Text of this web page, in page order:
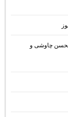
با حضور محسن چاوشی و